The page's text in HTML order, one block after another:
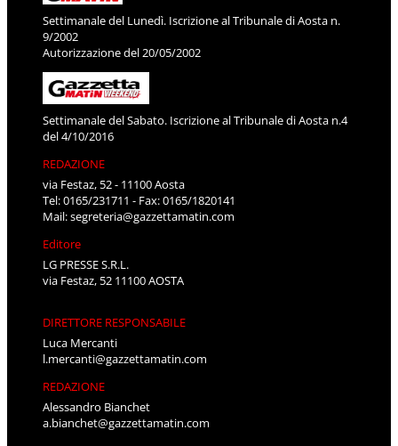
Settimanale del Lunedì. Iscrizione al Tribunale di Aosta n.
9/2002
Autorizzazione del 20/05/2002
Settimanale del Sabato. Iscrizione al Tribunale di Aosta n.4
del 4/10/2016
REDAZIONE
via Festaz, 52 - 11100 Aosta
Tel: 0165/231711 - Fax: 0165/1820141
Mail:segreteria@gazzettamatin.com
Editore
LG PRESSE S.R.L.
via Festaz, 52 11100 AOSTA
DIRETTORE RESPONSABILE
Luca Mercanti
l.mercanti@gazzettamatin.com
REDAZIONE
Alessandro Bianchet
a.bianchet@gazzettamatin.com